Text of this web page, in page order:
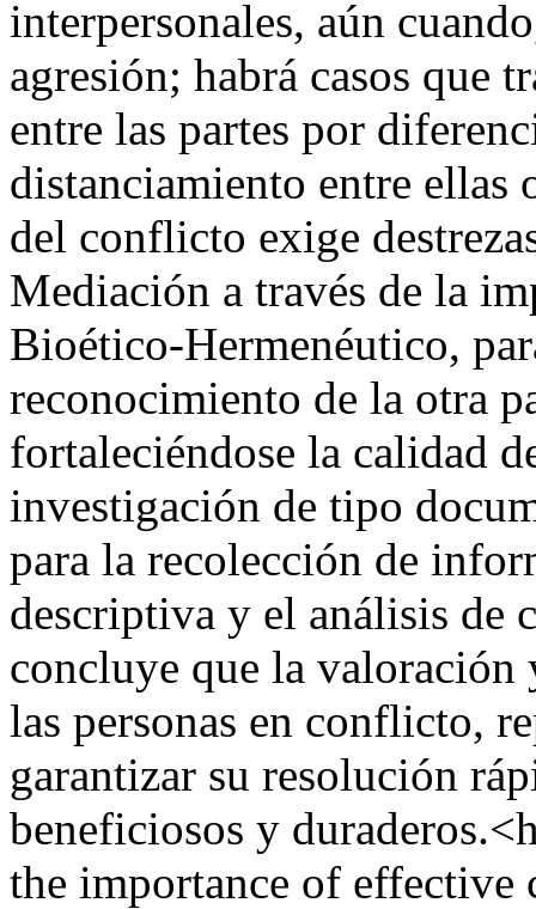
interpersonales, aún
agresión; habrá casos que
entre las partes por
distanciamiento entre ellas
del conflicto exige
Mediación a través de la
Bioético-Hermenéutico,
reconocimiento de la otra
fortaleciéndose la calidad
investigación de tipo
para la recolección de
descriptiva y el análisis de
concluye que la
las personas en conflicto,
garantizar su resolución
beneficiosos y
the importance of effective